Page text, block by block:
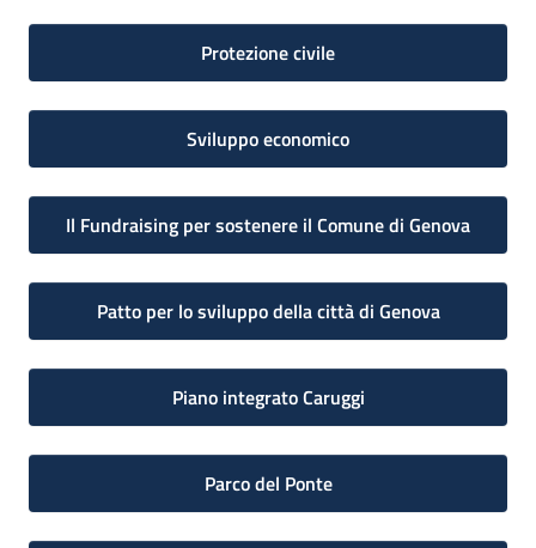
Protezione civile
Sviluppo economico
Il Fundraising per sostenere il Comune di Genova
Patto per lo sviluppo della città di Genova
Piano integrato Caruggi
Parco del Ponte